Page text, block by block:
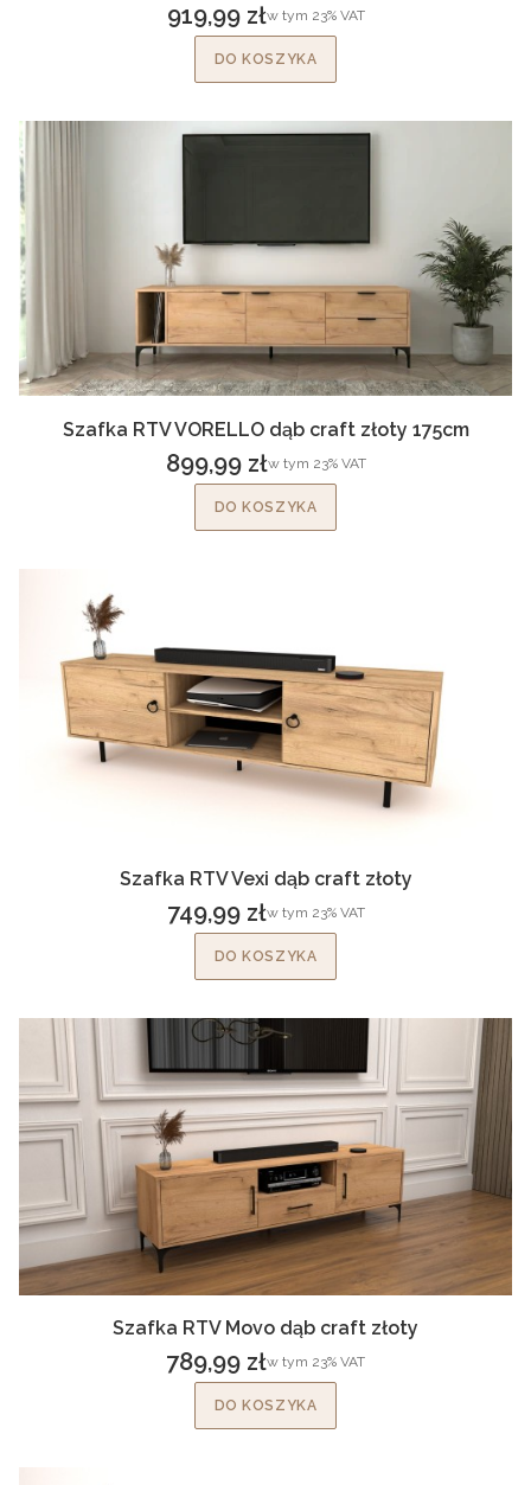
Cena brutto
919,99 złw tym %s VAT
w tym 23%VAT
DO KOSZYKA
Szafka RTV VORELLO dąb craft złoty 175cm
Cena brutto
899,99 złw tym %s VAT
w tym 23%VAT
DO KOSZYKA
Szafka RTV Vexi dąb craft złoty
Cena brutto
749,99 złw tym %s VAT
w tym 23%VAT
DO KOSZYKA
Szafka RTV Movo dąb craft złoty
Cena brutto
789,99 złw tym %s VAT
w tym 23% VAT
DO KOSZYKA